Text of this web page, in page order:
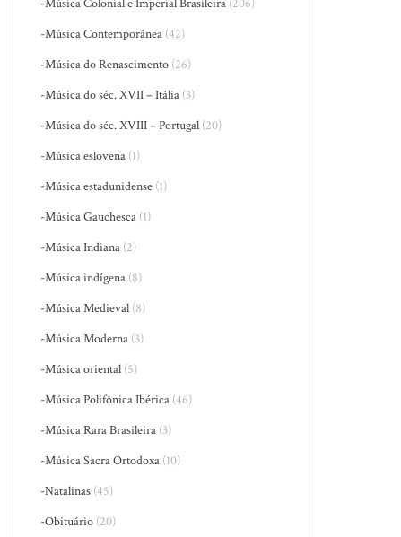
-Música Colonial e Imperial Brasileira (206)
-Música Contemporânea (42)
-Música do Renascimento (26)
-Música do séc. XVII – Itália (3)
-Música do séc. XVIII – Portugal (20)
-Música eslovena (1)
-Música estadunidense (1)
-Música Gauchesca (1)
-Música Indiana (2)
-Música indígena (8)
-Música Medieval (8)
-Música Moderna (3)
-Música oriental (5)
-Música Polifônica Ibérica (46)
-Música Rara Brasileira (3)
-Música Sacra Ortodoxa (10)
-Natalinas (45)
-Obituário (20)